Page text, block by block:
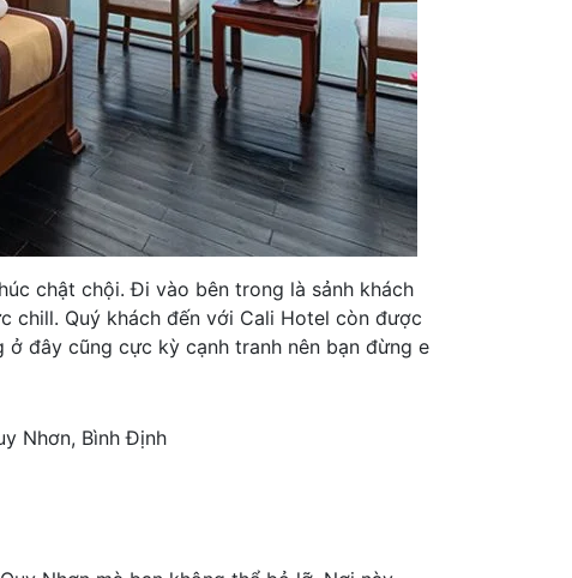
chật chội. Đi vào bên trong là sảnh khách
chill. Quý khách đến với Cali Hotel còn được
đây cũng cực kỳ cạnh tranh nên bạn đừng e
Nhơn, Bình Định